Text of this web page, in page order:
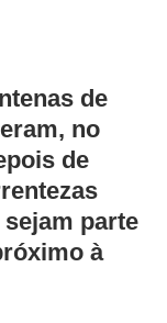
de
no
de
parte
à